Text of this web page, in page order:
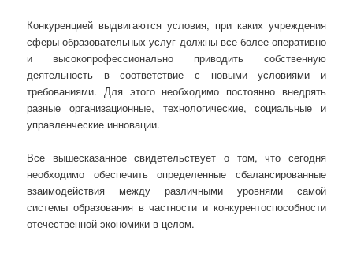
Конкуренцией выдвигаются условия, при каких учреждения
сферы образовательных услуг должны все более оперативно
и высокопрофессионально приводить собственную
деятельность в соответствие с новыми условиями и
требованиями. Для этого необходимо постоянно внедрять
разные организационные, технологические, социальные и
управленческие инновации.
Все вышесказанное свидетельствует о том, что сегодня
необходимо обеспечить определенные сбалансированные
взаимодействия между различными уровнями самой
системы образования в частности и конкурентоспособности
отечественной экономики в целом.